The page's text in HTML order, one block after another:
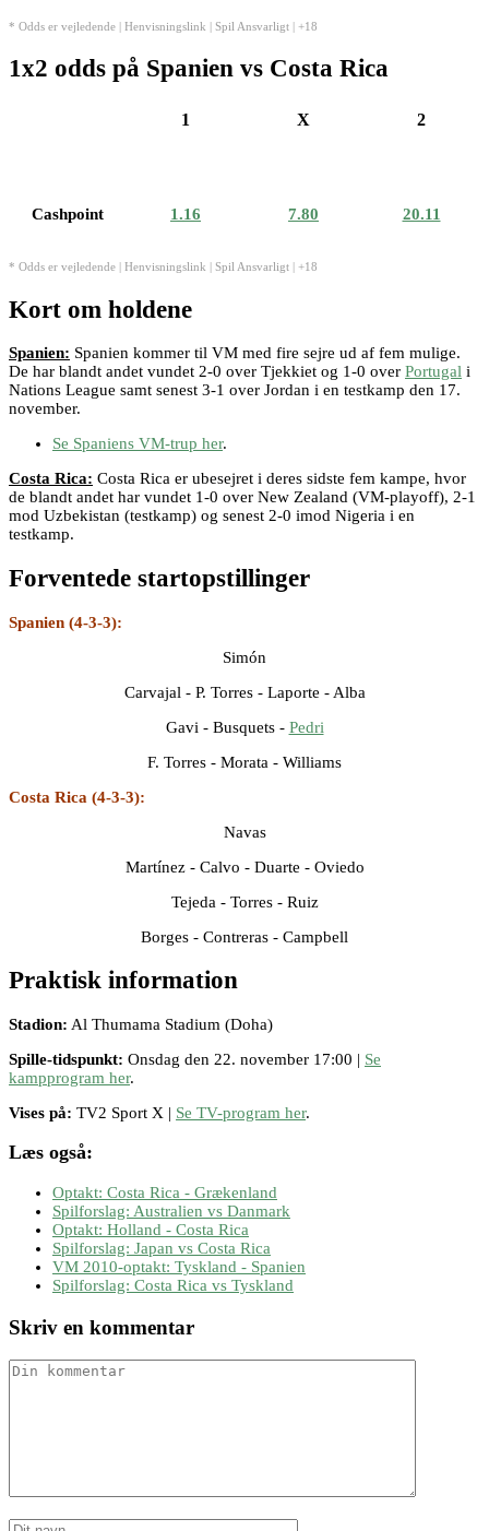
* Odds er vejledende | Henvisningslink | Spil Ansvarligt | +18
1x2 odds på Spanien vs Costa Rica
1 X 2
Cashpoint 1.16 7.80 20.11
* Odds er vejledende | Henvisningslink | Spil Ansvarligt | +18
Kort om holdene
Spanien: Spanien kommer til VM med fire sejre ud af fem mulige.
De har blandt andet vundet 2-0 over Tjekkiet og 1-0 over Portugal i
Nations League samt senest 3-1 over Jordan i en testkamp den 17.
november.
Se Spaniens VM-trup her.
Costa Rica: Costa Rica er ubesejret i deres sidste fem kampe, hvor
de blandt andet har vundet 1-0 over New Zealand (VM-playoff), 2-1
mod Uzbekistan (testkamp) og senest 2-0 imod Nigeria i en
testkamp.
Forventede startopstillinger
Spanien (4-3-3):
Simón
Carvajal - P. Torres - Laporte - Alba
Gavi - Busquets - Pedri
F. Torres - Morata - Williams
Costa Rica (4-3-3):
Navas
Martínez - Calvo - Duarte - Oviedo
Tejeda - Torres - Ruiz
Borges - Contreras - Campbell
Praktisk information
Stadion: Al Thumama Stadium (Doha)
Spille-tidspunkt: Onsdag den 22. november 17:00 | Se
kampprogram her.
Vises på: TV2 Sport X | Se TV-program her.
Læs også:
Optakt: Costa Rica - Grækenland
Spilforslag: Australien vs Danmark
Optakt: Holland - Costa Rica
Spilforslag: Japan vs Costa Rica
VM 2010-optakt: Tyskland - Spanien
Spilforslag: Costa Rica vs Tyskland
Skriv en kommentar